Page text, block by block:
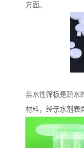
方面。
亲水性筛板是疏水
材料，经亲水剂表